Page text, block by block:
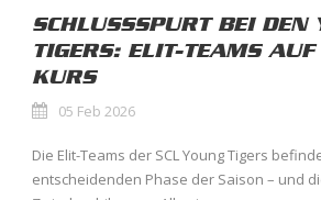
SCHLUSSSPURT BEI DEN
TIGERS: ELIT-TEAMS
KURS
05 Feb 2026
Die Elit-Teams der SCL Young Tigers
entscheidenden Phase der Saison – und